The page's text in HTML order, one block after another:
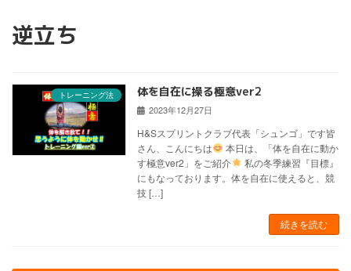
逆立ち
トレーニング法 体を自在に操る極意ver2
2023年12月27日
H&Sスプリントクラブ代表「シュンゴ」です皆
さん、こんにちは
本日は、「体を自在に動か
す極意ver2」をご紹介
私の冬季練習『目標』
にもなっております。体を自在に使えると、競
技 […]
続きを読む